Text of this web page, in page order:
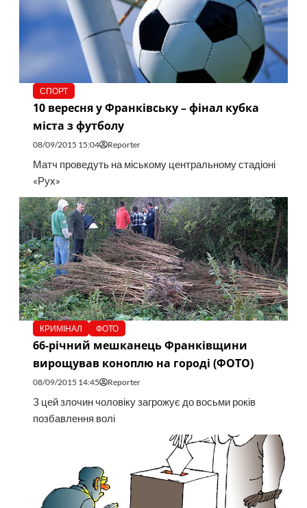
СПОРТ
10 вересня у Франківську – фінал кубка
міста з футболу
08/09/2015 15:04 Reporter
Матч проведуть на міському центральному стадіоні
«Рух»
КРИМІНАЛ ФОТО
66-річний мешканець Франківщини
вирощував коноплю на городі (ФОТО)
08/09/2015 14:45 Reporter
З цей злочин чоловіку загрожує до восьми років
позбавлення волі